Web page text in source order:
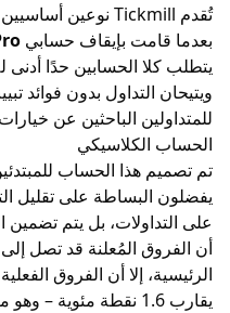
بإيقاف حسابيPro وVIP
بدون فوائد تبييت، مما
الباحثين عن خيارات متوافقة
الحساب للمبتدئين أو
على تقليل التكاليف.
بل يتم تضمين التكلفة
أن الفروق
إلا أن الفروق الفعلية تميل
يقارب 1.6 نقطة مئوية – وهو ما